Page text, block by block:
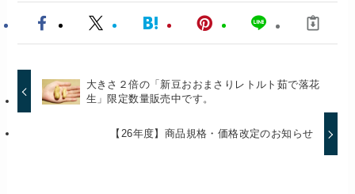
大きさ２倍の「新豆おおまさりレトルト茹で落花
生」限定数量販売中です。
【26年度】商品規格・価格改定のお知らせ